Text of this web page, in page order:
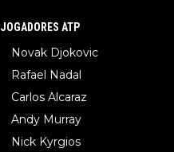
JOGADORES ATP
Novak Djokovic
Rafael Nadal
Carlos Alcaraz
Andy Murray
Nick Kyrgios